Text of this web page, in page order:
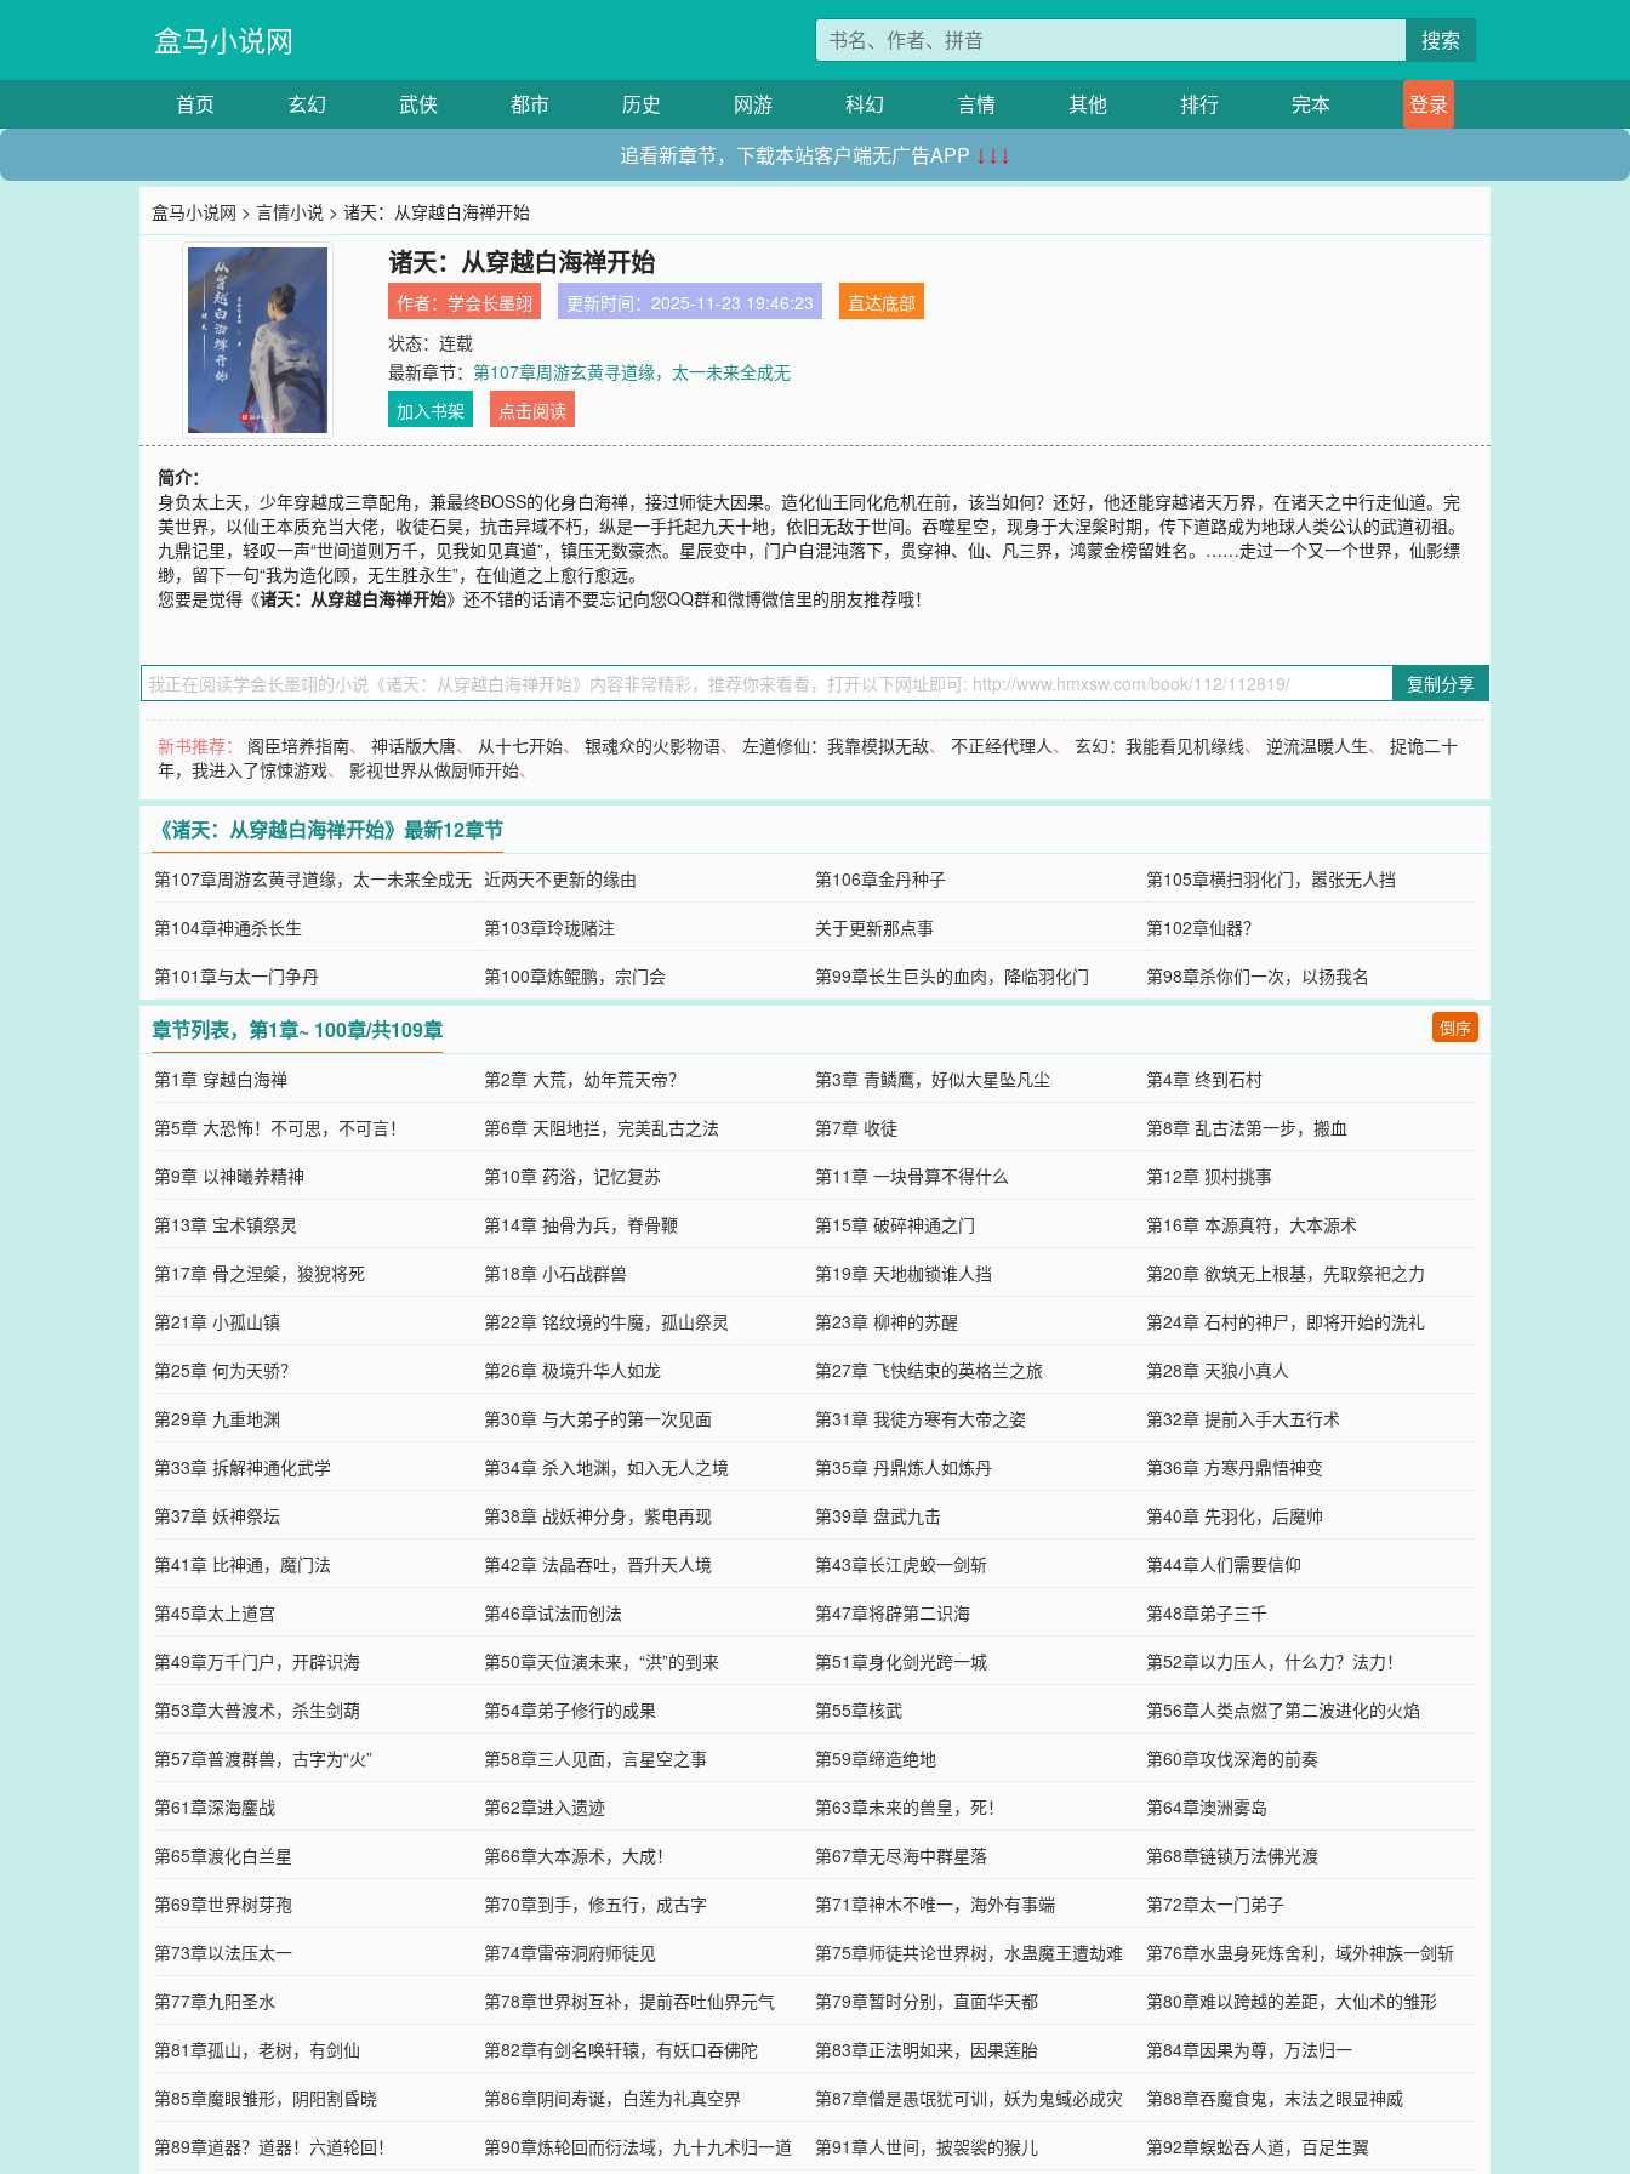
盒马小说网 搜索
首页 玄幻 武侠 都市 历史 网游 科幻 言情 其他 排行 完本
登录
追看新章节，下载本站客户端无广告APP ↓↓↓
盒马小说网 >言情小说 > 诸天：从穿越白海禅开始
诸天：从穿越白海禅开始
作者：学会长墨翊 更新时间：2025-11-23 19:46:23
直达底部
状态：连载
最新章节：第107章周游玄黄寻道缘，太一未来全成无
加入书架
点击阅读
简介：
身负太上天，少年穿越成三章配角，兼最终BOSS的化身白海禅，接过师徒大因果。造化仙王同化危机在前，该当如何？还好，他还能穿越诸天万界，在诸天之中行走仙道。完
美世界，以仙王本质充当大佬，收徒石昊，抗击异域不朽，纵是一手托起九天十地，依旧无敌于世间。吞噬星空，现身于大涅槃时期，传下道路成为地球人类公认的武道初祖。
九鼎记里，轻叹一声“世间道则万千，见我如见真道”，镇压无数豪杰。星辰变中，门户自混沌落下，贯穿神、仙、凡三界，鸿蒙金榜留姓名。……走过一个又一个世界，仙影缥
缈，留下一句“我为造化顾，无生胜永生”，在仙道之上愈行愈远。
您要是觉得《诸天：从穿越白海禅开始》还不错的话请不要忘记向您QQ群和微博微信里的朋友推荐哦！
复制分享
新书推荐： 阁臣培养指南、神话版大唐、 从十七开始、银魂众的火影物语、左道修仙：我靠模拟无敌、不正经代理人、玄幻：我能看见机缘线、逆流温暖人生、捉诡二十
年，我进入了惊悚游戏、 影视世界从做厨师开始、
《诸天：从穿越白海禅开始》最新12章节
第107章周游玄黄寻道缘，太一未来全成无 近两天不更新的缘由 第106章金丹种子
第105章横扫羽化门，嚣张无人挡
第104章神通杀长生
第103章玲珑赌注 关于更新那点事
第102章仙器？
第101章与太一门争丹
第100章炼鲲鹏，宗门会 第99章长生巨头的血肉，降临羽化门 第98章杀你们一次，以扬我名
章节列表，第1章~ 100章/共109章 倒序
第1章 穿越白海禅 第2章 大荒，幼年荒天帝？ 第3章 青鳞鹰，好似大星坠凡尘
第4章 终到石村
第5章 大恐怖！不可思，不可言！
第6章 天阻地拦，完美乱古之法 第7章 收徒
第8章 乱古法第一步，搬血
第9章 以神曦养精神
第10章 药浴，记忆复苏 第11章 一块骨算不得什么
第12章 狈村挑事
第13章 宝术镇祭灵
第14章 抽骨为兵，脊骨鞭 第15章 破碎神通之门
第16章 本源真符，大本源术
第17章 骨之涅槃，狻猊将死
第18章 小石战群兽 第19章 天地枷锁谁人挡
第20章 欲筑无上根基，先取祭祀之力
第21章 小孤山镇
第22章 铭纹境的牛魔，孤山祭灵 第23章 柳神的苏醒
第24章 石村的神尸，即将开始的洗礼
第25章 何为天骄？
第26章 极境升华人如龙 第27章 飞快结束的英格兰之旅
第28章 天狼小真人
第29章 九重地渊
第30章 与大弟子的第一次见面 第31章 我徒方寒有大帝之姿
第32章 提前入手大五行术
第33章 拆解神通化武学
第34章 杀入地渊，如入无人之境 第35章 丹鼎炼人如炼丹
第36章 方寒丹鼎悟神变
第37章 妖神祭坛
第38章 战妖神分身，紫电再现 第39章 盘武九击
第40章 先羽化，后魔帅
第41章 比神通，魔门法
第42章 法晶吞吐，晋升天人境 第43章长江虎蛟一剑斩
第44章人们需要信仰
第45章太上道宫
第46章试法而创法 第47章将辟第二识海
第48章弟子三千
第49章万千门户，开辟识海
第50章天位演未来，“洪”的到来 第51章身化剑光跨一城
第52章以力压人，什么力？法力！
第53章大普渡术，杀生剑葫
第54章弟子修行的成果 第55章核武
第56章人类点燃了第二波进化的火焰
第57章普渡群兽，古字为“火”
第58章三人见面，言星空之事 第59章缔造绝地
第60章攻伐深海的前奏
第61章深海鏖战
第62章进入遗迹 第63章未来的兽皇，死！
第64章澳洲雾岛
第65章渡化白兰星
第66章大本源术，大成！ 第67章无尽海中群星落
第68章链锁万法佛光渡
第69章世界树芽孢
第70章到手，修五行，成古字 第71章神木不唯一，海外有事端
第72章太一门弟子
第73章以法压太一
第74章雷帝洞府师徒见
第75章师徒共论世界树，水蛊魔王遭劫难
【4000字章】
第76章水蛊身死炼舍利，域外神族一剑斩
第77章九阳圣水
第78章世界树互补，提前吞吐仙界元气 第79章暂时分别，直面华天都
第80章难以跨越的差距，大仙术的雏形
第81章孤山，老树，有剑仙
第82章有剑名唤轩辕，有妖口吞佛陀 第83章正法明如来，因果莲胎
第84章因果为尊，万法归一
第85章魔眼雏形，阴阳割昏晓
第86章阴间寿诞，白莲为礼真空界 第87章僧是愚氓犹可训，妖为鬼蜮必成灾
第88章吞魔食鬼，末法之眼显神威
第89章道器？道器！六道轮回！
第90章炼轮回而衍法域，九十九术归一道 第91章人世间，披袈裟的猴儿 第92章蜈蚣吞人道，百足生翼